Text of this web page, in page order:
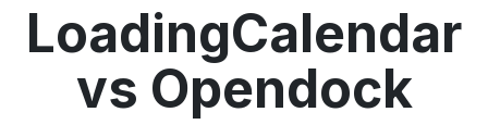
LoadingCalendar
vs Opendock